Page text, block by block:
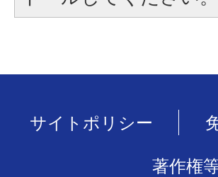
サイトポリシー
著作権